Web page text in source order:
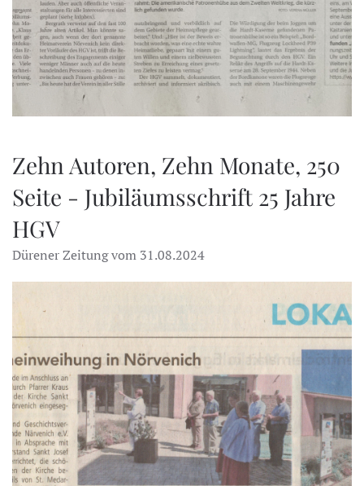
Zehn Autoren, Zehn Monate, 250
Seite - Jubiläumsschrift 25 Jahre
HGV
Dürener Zeitung vom 31.08.2024